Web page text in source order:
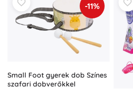
-11%
Small Foot gyerek dob Színes
szafari dobverőkkel